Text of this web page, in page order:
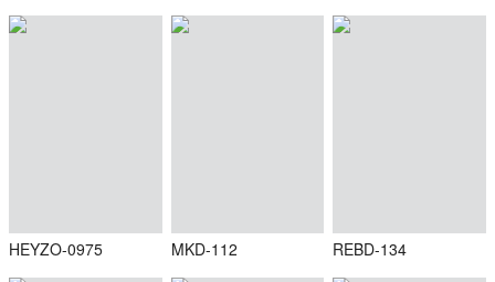
HEYZO-0975 MKD-112 REBD-134